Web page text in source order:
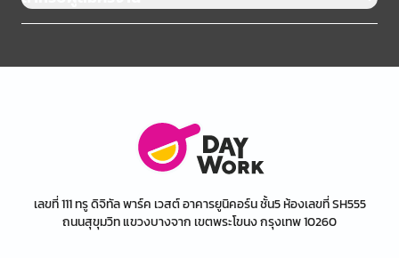
เลขที่ 111 ทรู ดิจิทัล พาร์ค เวสต์ อาคารยูนิคอร์น ชั้น5 ห้องเลขที่ SH555
ถนนสุขุมวิท แขวงบางจาก เขตพระโขนง กรุงเทพ 10260